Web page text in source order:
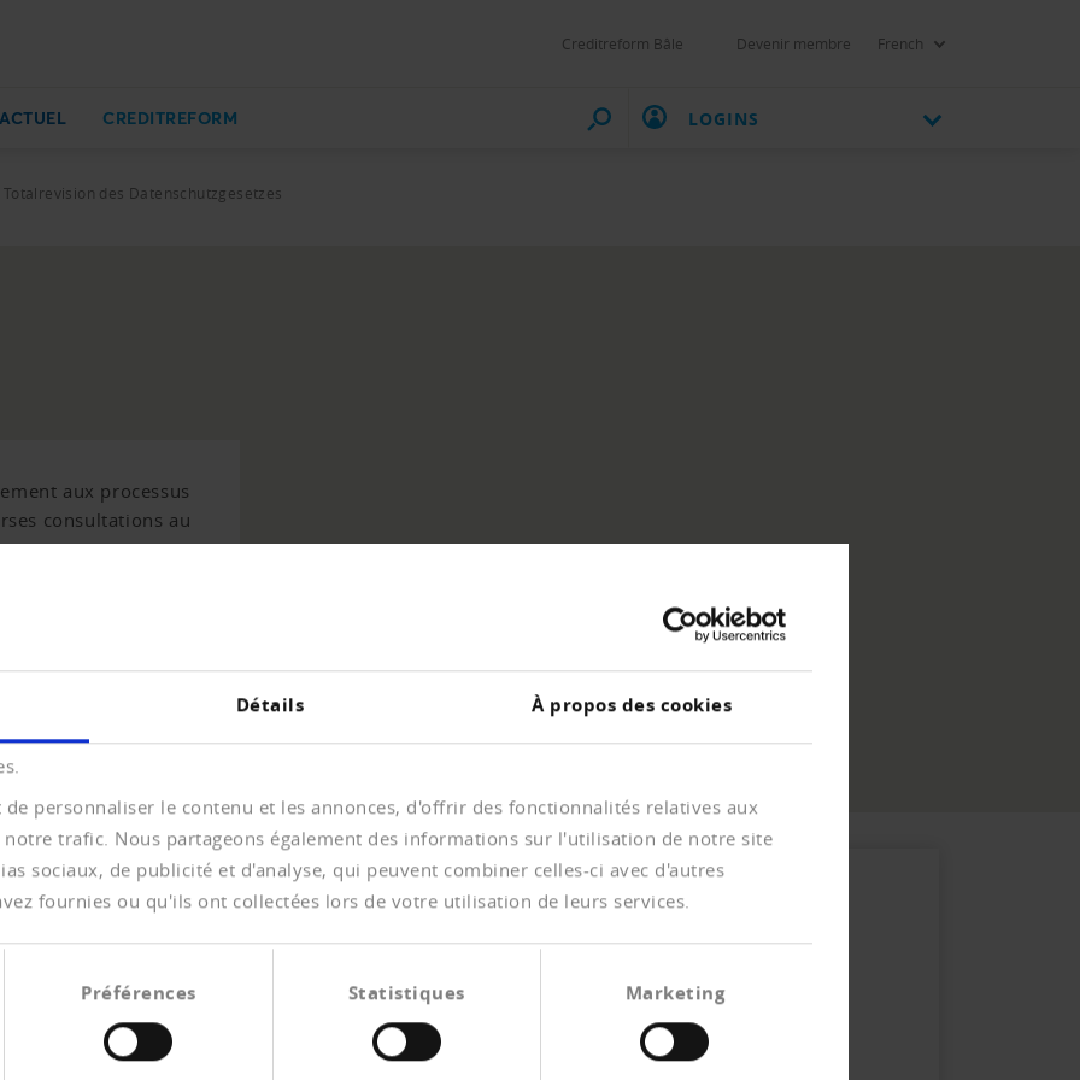
Détails À propos des cookies
personnaliser le contenu et les annonces, d'offrir des fonctionnalités relatives aux
notre trafic. Nous partageons également des informations sur l'utilisation de notre site
sociaux, de publicité et d'analyse, qui peuvent combiner celles-ci avec d'autres
fournies ou qu'ils ont collectées lors de votre utilisation de leurs services.
Préférences Statistiques Marketing
Creditreform Bâle Devenir membre French
ACTUEL CREDITREFORM LOGINS
des Datenschutzgesetzes
aux processus
consultations au
des
einem ausgeprägten patronalstaatlichen
ohne Not diverse, ansonsten unbestrittene
von Geschäftsgeheimnissen, Abweichung vom